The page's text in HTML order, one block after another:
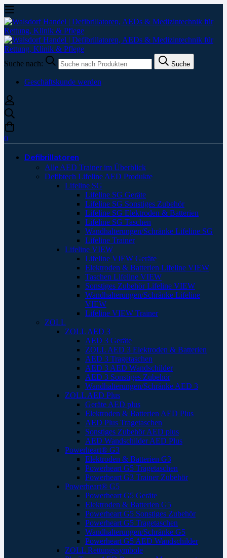
Suche nach: Suche
Geschäftskunde werden
0
Defibrillatoren
Alle AED Trainer im Überblick
Defibtech Lifeline AED Produkte
Lifeline SG
Lifeline SG Geräte
Lifeline SG Sonstiges Zubehör
Lifeline SG Elektroden & Batterien
Lifeline SG Taschen
Wandhalterungen/Schränke Lifeline SG
Lifeline Trainer
Lifeline VIEW
Lifeline VIEW Geräte
Elektroden & Batterien Lifeline VIEW
Taschen Lifeline VIEW
Sonstiges Zubehör Lifeline VIEW
Wandhalterungen/Schränke Lifeline
VIEW
Lifeline VIEW Trainer
ZOLL
ZOLL AED 3
AED 3 Geräte
ZOLL AED 3 Elektroden & Batterien
AED 3 Tragetaschen
AED 3 AED Wandschilder
AED 3 Sonstiges Zubehör
Wandhalterungen/Schränke AED 3
ZOLL AED Plus
Geräte AED plus
Elektroden & Batterien AED Plus
AED Plus Tragetaschen
Sonstiges Zubehör AED plus
AED Wandschilder AED Plus
Powerheart® G3
Elektroden & Batterien G3
Powerheart G5 Tragetaschen
Powerheart G3 Trainer Zubehör
Powerheart® G5
Powerheart G5 Geräte
Elektroden & Batterien G5
Powerheart G5 Sonstiges Zubehör
Powerheart G5 Tragetaschen
Wandhalterungen/Schränke G5
Powerheart G5 AED Wandschilder
ZOLL Rettungssymbole